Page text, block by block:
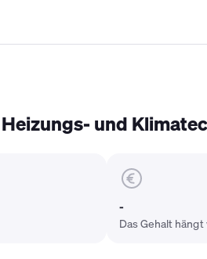
und
-
Das Gehalt